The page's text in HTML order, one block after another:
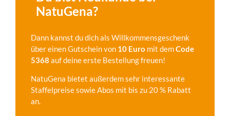
NatuGena?
Dann kannst du dich als Willkommensgeschenk
über einen Gutschein von 10 Euro mit demCode
5368 auf deine erste Bestellung freuen!
NatuGena bietet außerdem sehr interessante
Staffelpreise sowie Abos mit bis zu 20 % Rabatt
an.